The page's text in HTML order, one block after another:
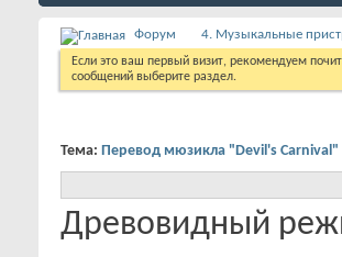
Форум 4. Музыкальные
Если это ваш первый визит, рекомендуем
сообщений выберите раздел.
Тема: Перевод мюзикла "Devil's Carnival"
Древовидный